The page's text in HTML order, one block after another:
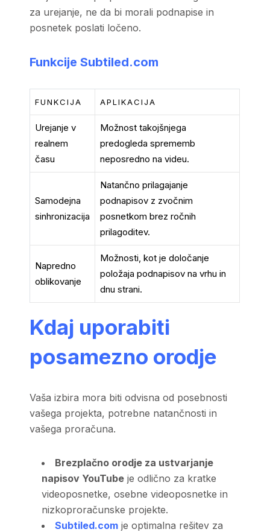
za urejanje, ne da bi morali podnapise in
posnetek poslati ločeno.
FunkcijeSubtiled.com
FUNKCIJA APLIKACIJA
Urejanje v
realnem
času
Možnost takojšnjega
predogleda sprememb
neposredno na videu.
Samodejna
sinhronizacija
Natančno prilagajanje
podnapisov z zvočnim
posnetkom brez ročnih
prilagoditev.
Napredno
oblikovanje
Možnosti, kot je določanje
položaja podnapisov na vrhu in
dnu strani.
Kdaj uporabiti
posamezno orodje
Vaša izbira mora biti odvisna od posebnosti
vašega projekta, potrebne natančnosti in
vašega proračuna.
Brezplačno orodje za ustvarjanje
napisov YouTube je odlično za kratke
videoposnetke, osebne videoposnetke in
nizkoproračunske projekte.
Subtiled.com je optimalna rešitev za